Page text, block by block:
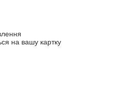
на вашу картку